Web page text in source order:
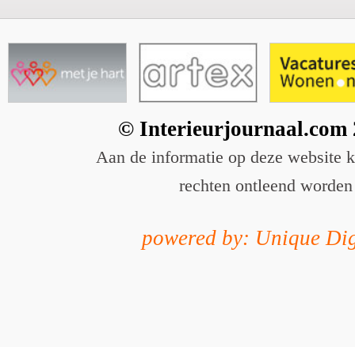
© Interieurjournaal.com
Aan de informatie op deze website
rechten ontleend worden
powered by: Unique